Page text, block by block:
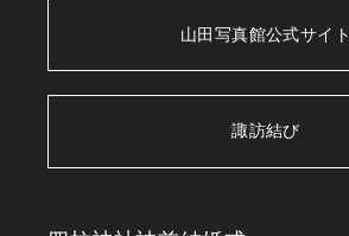
山田写真館公式サイト
諏訪結び